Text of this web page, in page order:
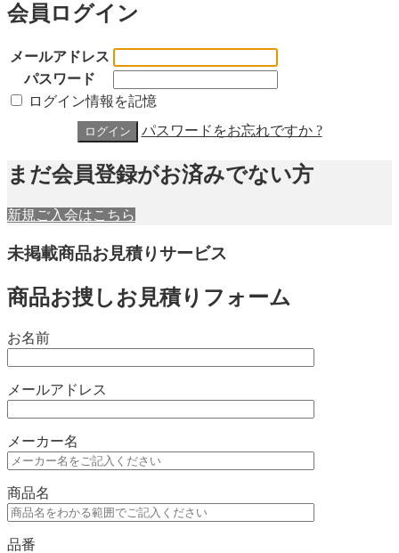
会員ログイン
メールアドレス
パスワード
ログイン情報を記憶
パスワードをお忘れですか ?
まだ会員登録がお済みでない方
新規ご入会はこちら
未掲載商品お見積りサービス
商品お捜しお見積りフォーム
お名前
メールアドレス
メーカー名
商品名
品番